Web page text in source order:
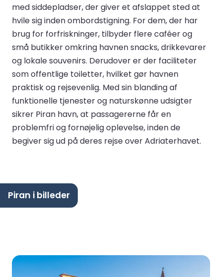
med siddepladser, der giver et afslappet sted at
hvile sig inden ombordstigning. For dem, der har
brug for forfriskninger, tilbyder flere caféer og
små butikker omkring havnen snacks, drikkevarer
og lokale souvenirs. Derudover er der faciliteter
som offentlige toiletter, hvilket gør havnen
praktisk og rejsevenlig. Med sin blanding af
funktionelle tjenester og naturskønne udsigter
sikrer Piran havn, at passagererne får en
problemfri og fornøjelig oplevelse, inden de
begiver sig ud på deres rejse over Adriaterhavet.
Piran i billeder